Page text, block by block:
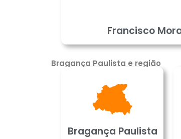
Francisco
Bragança Paulista e região
Bragança Paulista